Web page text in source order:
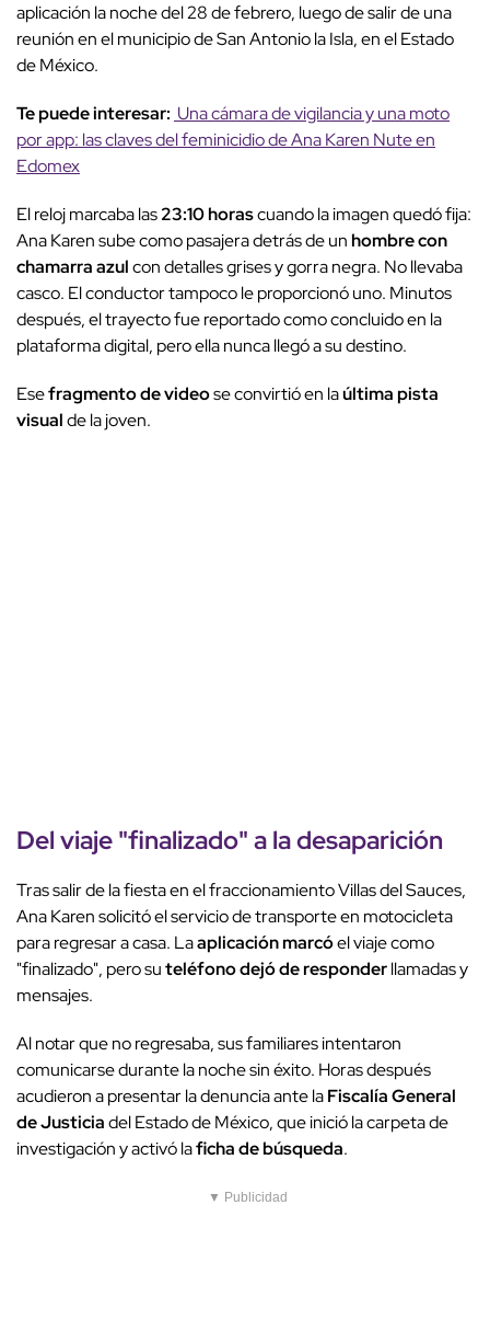
aplicación la noche del 28 de febrero, luego de salir de una
reunión en el municipio de San Antonio la Isla, en el Estado
de México.
Te puede interesar: Una cámara de vigilancia y una moto
por app: las claves del feminicidio de Ana Karen Nute en
Edomex
El reloj marcaba las23:10 horascuando la imagen quedó fija:
Ana Karen sube como pasajera detrás de unhombre con
chamarra azulcon detalles grises y gorra negra. No llevaba
casco. El conductor tampoco le proporcionó uno. Minutos
después, el trayecto fue reportado como concluido en la
plataforma digital, pero ella nunca llegó a su destino.
Esefragmento de videose convirtió en laúltima pista
visualde la joven.
Del viaje "finalizado" a ladesaparición
Tras salir de la fiesta en el fraccionamiento Villas del Sauces,
Ana Karen solicitó el servicio de transporte en motocicleta
para regresar a casa. Laaplicación marcóel viaje como
"finalizado", pero suteléfono dejó de responderllamadas y
mensajes.
Al notar que no regresaba, sus familiares intentaron
comunicarse durante la noche sin éxito. Horas después
acudieron a presentar la denuncia ante laFiscalía General
de Justiciadel Estado de México, que inició la carpeta de
investigación y activó laficha de búsqueda.
▼ Publicidad